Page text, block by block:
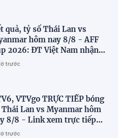
quả, tỷ số Thái Lan vs
hôm nay 8/8 - AFF
2026: ĐT Việt Nam nhận
vui
trước
VTVgo TRỰC TIẾP bóng
Thái Lan vs Myanmar hôm
8/8 - Link xem trực tiếp
Cup 2026 mới nhất
trước